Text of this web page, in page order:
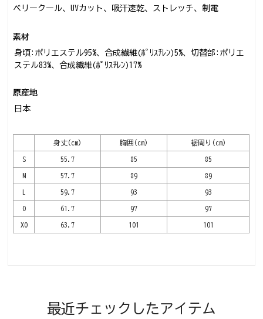
ベリークール、UVカット、吸汗速乾、ストレッチ、制電
素材
身頃:ポリエステル95%、合成繊維(ﾎﾟﾘｽﾁﾚﾝ)5%、切替部:ポリエ
ステル83%、合成繊維(ﾎﾟﾘｽﾁﾚﾝ)17%
原産地
日本
身丈(cm) 胸囲(cm) 裾周り(cm)
S 55.7 85 85
M 57.7 89 89
L 59.7 93 93
O 61.7 97 97
XO 63.7 101 101
最近チェックしたアイテム